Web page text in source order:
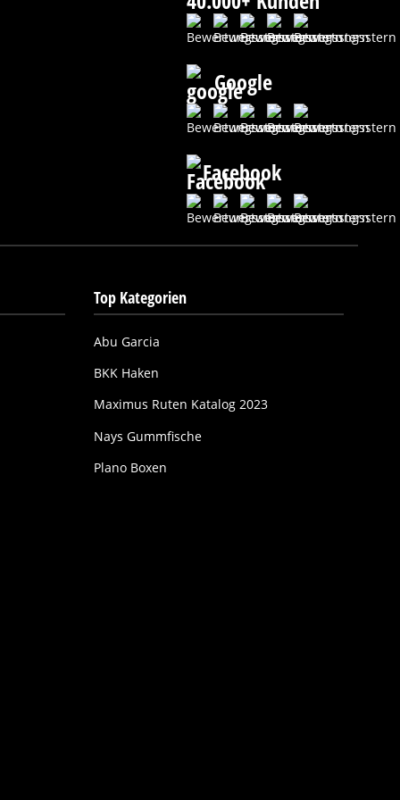
Google
Facebook
Top Kategorien
Abu Garcia
BKK Haken
Maximus Ruten Katalog 2023
Nays Gummfische
Plano Boxen